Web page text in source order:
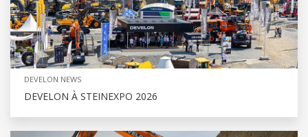
DEVELON NEWS
DEVELON À STEINEXPO 2026